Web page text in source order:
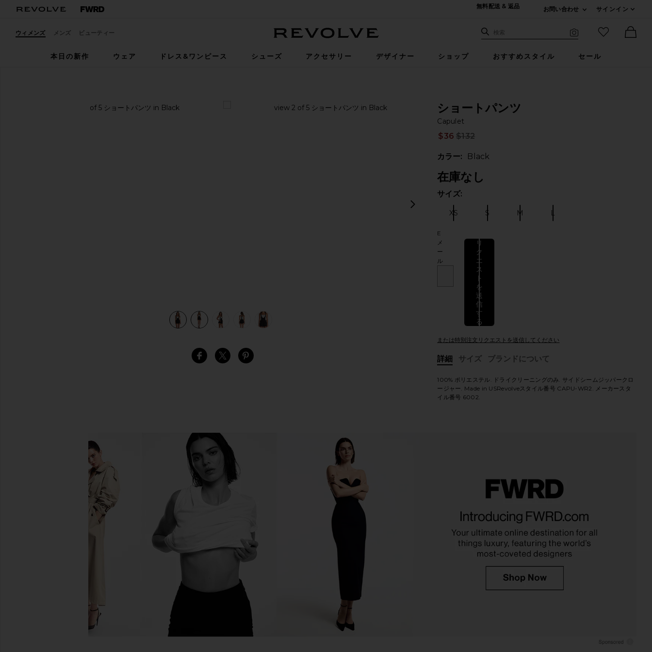
無料配送 & 返品
お問い合わせ
サインイン
ウィメンズ メンズ ビューティー サイト検索
検索
お気に入り
本日の新作
ウェア ドレス&ワンピース シューズ アクセサリー デザイナー ショップ おすすめスタイル セール
view 2 of 5 ショートパンツ in Black
次のスライド
SHARE SCOOP FRONT OVERALL SHORTS IN BLACK
SHARE SCOOP FRONT OVERALL SHORTS IN BLACK
SHARE SCOOP FRONT OVERALL SHORTS IN BLACK
ショートパンツ
Capulet
$36 $132
カラー: Black
在庫なし
サイズ:
サイズ:
XS サイズ:
S サイズ:
M L
E
メ
ー
ル
リ
ク
エ
ス
ト
を
送
信
す
る
または特別注文リクエストを送信してください
詳細
サイズ ブランドについて
100% ポリエステル. ドライクリーニングのみ. サイドシームジッパークロ
ージャー. Made in USRevolveスタイル番号 CAPU-WR2. メーカースタ
イル番号 6002.